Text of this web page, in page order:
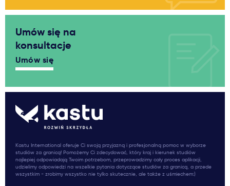
Umów się na
konsultacje
Umów się
Kastu International oferuje Ci swoją przyjazną i profesjonalną pomoc w wyborze
studiów za granicą! Pomożemy Ci zdecydować, który kraj i kierunek studiów
najlepiej odpowiadają Twoim potrzebom, przeprowadzimy cały proces aplikacji,
udzielimy odpowiedzi na wszelkie pytania dotyczące studiów za granicą, a przede
wszystkim - zrobimy wszystko nie tylko skutecznie, ale także z uśmiechem:)